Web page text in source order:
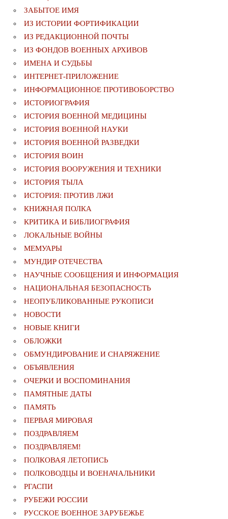
ЗАБЫТОЕ ИМЯ
ИЗ ИСТОРИИ ФОРТИФИКАЦИИ
ИЗ РЕДАКЦИОННОЙ ПОЧТЫ
ИЗ ФОНДОВ ВОЕННЫХ АРХИВОВ
ИМЕНА И СУДЬБЫ
ИНТЕРНЕТ-ПРИЛОЖЕНИЕ
ИНФОРМАЦИОННОЕ ПРОТИВОБОРСТВО
ИСТОРИОГРАФИЯ
ИСТОРИЯ ВОЕННОЙ МЕДИЦИНЫ
ИСТОРИЯ ВОЕННОЙ НАУКИ
ИСТОРИЯ ВОЕННОЙ РАЗВЕДКИ
ИСТОРИЯ ВОИН
ИСТОРИЯ ВООРУЖЕНИЯ И ТЕХНИКИ
ИСТОРИЯ ТЫЛА
ИСТОРИЯ: ПРОТИВ ЛЖИ
КНИЖНАЯ ПОЛКА
КРИТИКА И БИБЛИОГРАФИЯ
ЛОКАЛЬНЫЕ ВОЙНЫ
МЕМУАРЫ
МУНДИР ОТЕЧЕСТВА
НАУЧНЫЕ СООБЩЕНИЯ И ИНФОРМАЦИЯ
НАЦИОНАЛЬНАЯ БЕЗОПАСНОСТЬ
НЕОПУБЛИКОВАННЫЕ РУКОПИСИ
НОВОСТИ
НОВЫЕ КНИГИ
ОБЛОЖКИ
ОБМУНДИРОВАНИЕ И СНАРЯЖЕНИЕ
ОБЪЯВЛЕНИЯ
ОЧЕРКИ И ВОСПОМИНАНИЯ
ПАМЯТНЫЕ ДАТЫ
ПАМЯТЬ
ПЕРВАЯ МИРОВАЯ
ПОЗДРАВЛЯЕМ
ПОЗДРАВЛЯЕМ!
ПОЛКОВАЯ ЛЕТОПИСЬ
ПОЛКОВОДЦЫ И ВОЕНАЧАЛЬНИКИ
РГАСПИ
РУБЕЖИ РОССИИ
РУССКОЕ ВОЕННОЕ ЗАРУБЕЖЬЕ